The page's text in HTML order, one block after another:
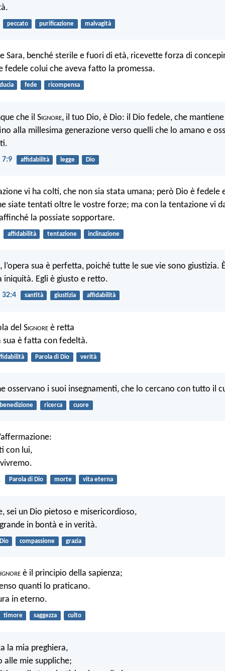
peccato purificazione malvagità
Sara, benché sterile e fuori di età, ricevette forza di
fedele colui che aveva fatto la promessa.
fede ricompensa
che il Signore, il tuo Dio, è Dio: il Dio fedele, che
alla millesima generazione verso quelli che lo amano e
affidabilità legge Dio
vi ha colti, che non sia stata umana; però Dio è fedele
siate tentati oltre le vostre forze; ma con la tentazione vi
la possiate sopportare.
affidabilità tentazione inclinazione
l’opera sua è perfetta, poiché tutte le sue vie sono giustizia.
iniquità. Egli è giusto e retto.
santità giustizia affidabilità
del Signore è retta
sua è fatta con fedeltà.
Parola di Dio verità
osservano i suoi insegnamenti, che lo cercano con tutto il
ricerca cuore
con lui,
Parola di Dio morte vita eterna
sei un Dio pietoso e misericordioso,
in bontà e in verità.
compassione grazia
ignore è il principio della sapienza;
quanti lo praticano.
in eterno.
timore saggezza culto
la mia preghiera,
alle mie suppliche;